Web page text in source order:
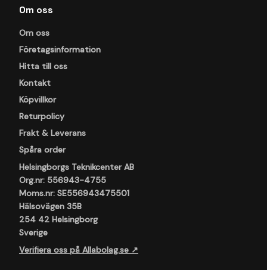
Om oss
Om oss
Företagsinformation
Hitta till oss
Kontakt
Köpvillkor
Returpolicy
Frakt & Leverans
Spåra order
Helsingborgs Teknikcenter AB
Org.nr: 556943-4755
Moms.nr: SE556943475501
Hälsovägen 35B
254 42 Helsingborg
Sverige
Verifiera oss på Allabolag.se ↗